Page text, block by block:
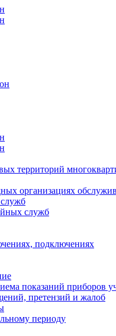
территорий
организациях
служб
подключениях
показаний приборов
претензий и жалоб
периоду